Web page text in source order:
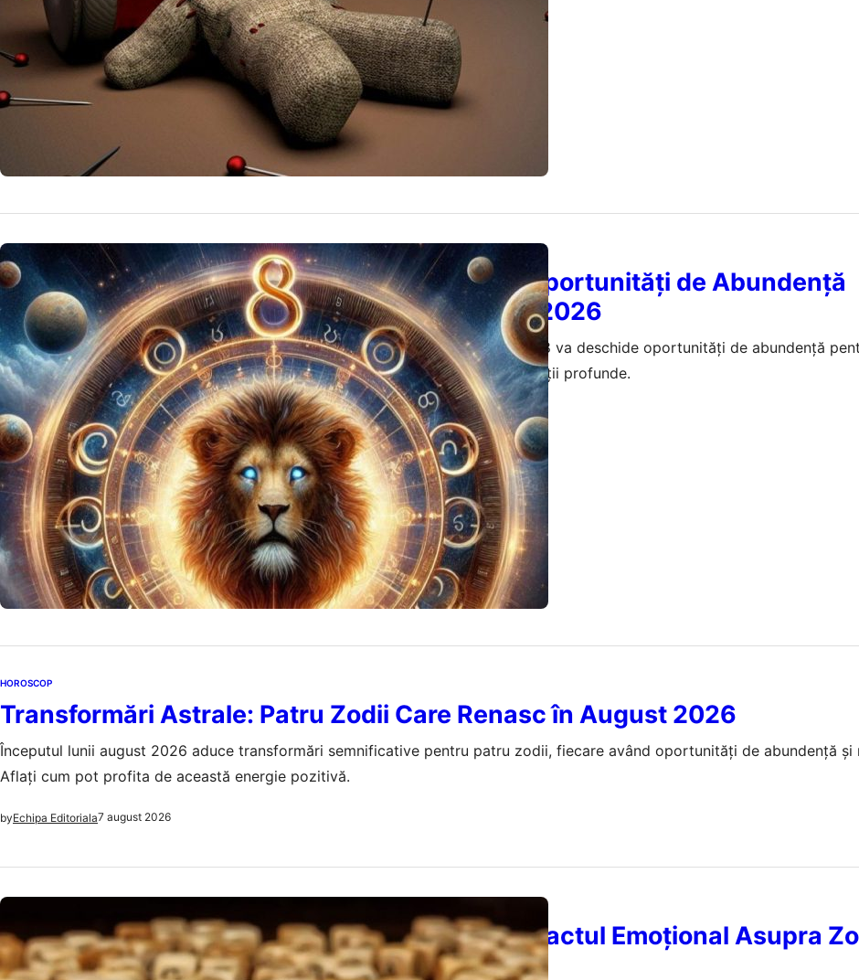
HOROSCOP
Portalul Leului 8/8: Oportunități de Abundență
pentru Cinci Zodii în 2026
Pe 8 august 2026, Portalul Leului 8/8 va deschide oportunități de abundență
zodii, aducând transformări și revelații profunde.
byEchipa Editoriala8 august 2026
HOROSCOP
Transformări Astrale: Patru Zodii Care Renasc în August 2026
Începutul lunii august 2026 aduce transformări semnificative pentru patru zodii, fiecare având oportunități de abundență și
Aflați cum pot profita de această energie pozitivă.
byEchipa Editoriala7 august 2026
Eclipsa și Karma: Impactul Emoțional Asupra
Leu și Vărsător